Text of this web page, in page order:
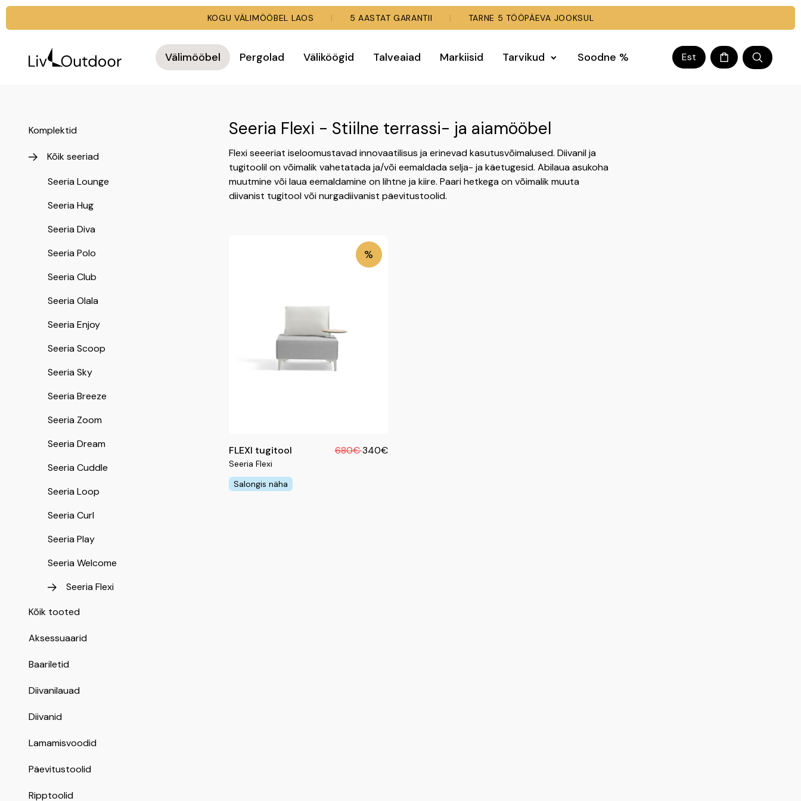
KOGU VÄLIMÖÖBEL LAOS | 5 AASTAT GARANTII | TARNE 5 TÖÖPÄEVA JOOKSUL
Välimööbel Pergolad Väliköögid Talveaiad Markiisid Tarvikud Soodne % Est
Komplektid
Kõik seeriad
Seeria Lounge
Seeria Hug
Seeria Diva
Seeria Polo
Seeria Club
Seeria Olala
Seeria Enjoy
Seeria Scoop
Seeria Sky
Seeria Breeze
Seeria Zoom
Seeria Dream
Seeria Cuddle
Seeria Loop
Seeria Curl
Seeria Play
Seeria Welcome
Seeria Flexi
Kõik tooted
Aksessuaarid
Baariletid
Diivanilauad
Diivanid
Lamamisvoodid
Päevitustoolid
Ripptoolid
Seeria Flexi - Stiilne terrassi- ja aiamööbel
Flexi seeeriat iseloomustavad innovaatilisus ja erinevad kasutusvõimalused. Diivanil ja
tugitoolil on võimalik vahetatada ja/või eemaldada selja- ja käetugesid. Abilaua asukoha
muutmine või laua eemaldamine on lihtne ja kiire. Paari hetkega on võimalik muuta
diivanist tugitool või nurgadiivanist päevitustoolid.
%
FLEXI tugitool 680€340€
Seeria Flexi
Salongis näha